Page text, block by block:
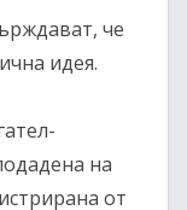
че
идея.
на
от